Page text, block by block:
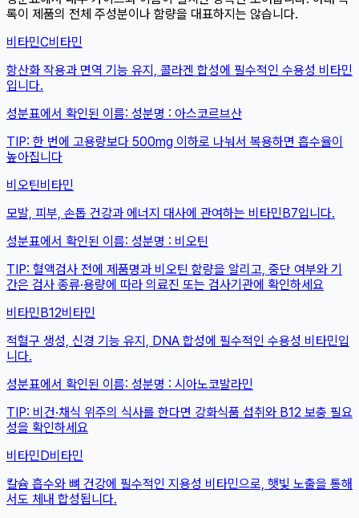
록이 제품의 전체 주성분이나 함량을 대표하지는 않습니다.
비타민C비타민
항산화 작용과 면역 기능 유지, 콜라겐 합성에 필수적인 수용성 비타민
입니다.
성분표에서 확인된 이름: 성분명 : 아스코르브산
TIP: 한 번에 고용량보다 500mg 이하로 나눠서 복용하면 흡수율이
높아집니다
비오틴비타민
모발, 피부, 손톱 건강과 에너지 대사에 관여하는 비타민B7입니다.
성분표에서 확인된 이름: 성분명 : 비오틴
TIP: 혈액검사 전에 제품명과 비오틴 함량을 알리고, 중단 여부와 기
간은 검사 종류·용량에 따라 의료진 또는 검사기관에 확인하세요
비타민B12비타민
적혈구 생성, 신경 기능 유지, DNA 합성에 필수적인 수용성 비타민입
니다.
성분표에서 확인된 이름: 성분명 : 시아노코발라민
TIP: 비건·채식 위주의 식사를 한다면 강화식품 섭취와 B12 보충 필요
성을 확인하세요
비타민D비타민
칼슘 흡수와 뼈 건강에 필수적인 지용성 비타민으로, 햇빛 노출을 통해
서도 체내 합성됩니다.